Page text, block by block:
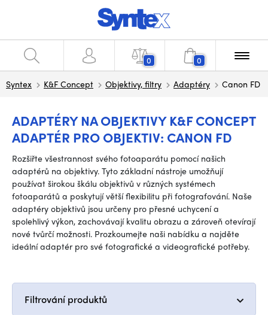
0 0
Syntex K&F Concept Objektivy, filtry Adaptéry Canon FD
ADAPTÉRY NA OBJEKTIVY K&F CONCEPT
ADAPTÉR PRO OBJEKTIV: CANON FD
Rozšiřte všestrannost svého fotoaparátu pomocí našich
adaptérů na objektivy. Tyto základní nástroje umožňují
používat širokou škálu objektivů v různých systémech
fotoaparátů a poskytují větší flexibilitu při fotografování. Naše
adaptéry objektivů jsou určeny pro přesné uchycení a
spolehlivý výkon, zachovávají kvalitu obrazu a zároveň otevírají
nové tvůrčí možnosti. Prozkoumejte naši nabídku a najděte
ideální adaptér pro své fotografické a videografické potřeby.
Filtrování produktů